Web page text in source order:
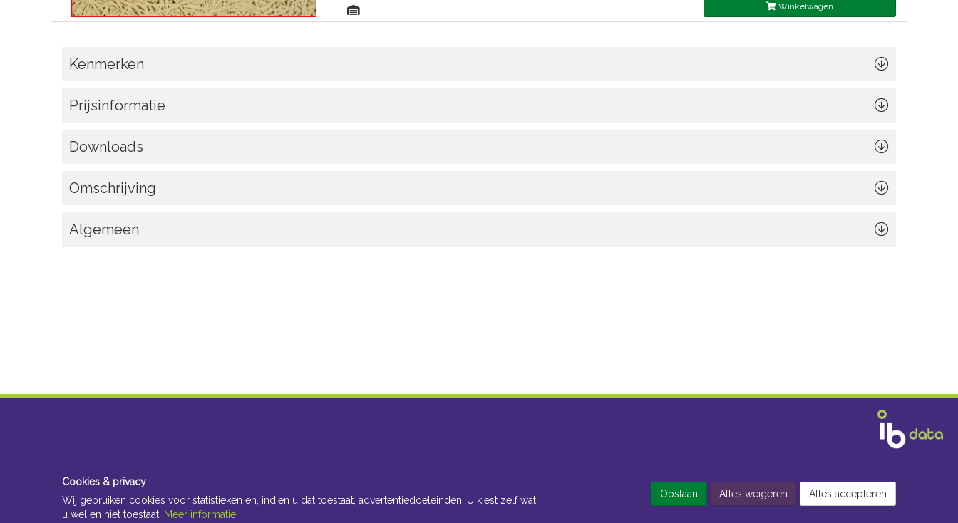
Winkelwagen
Kenmerken
Prijsinformatie
Downloads
Omschrijving
Algemeen
Cookies & privacy
Wij gebruiken cookies voor statistieken en, indien u dat toestaat, advertentiedoeleinden. U kiest zelf wat
u wel en niet toestaat. Meer informatie
Opslaan Alles weigeren Alles accepteren